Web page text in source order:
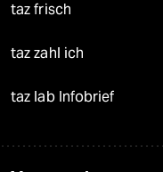
taz frisch
taz zahl ich
taz lab Infobrief